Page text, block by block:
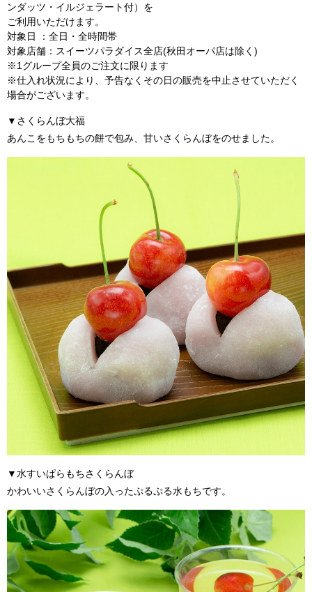
ンダッツ・イルジェラート付）を
ご利用いただけます。
対象日 ：全日・全時間帯
対象店舗：スイーツパラダイス全店(秋田オーパ店は除く)
※1グループ全員のご注文に限ります
※仕入れ状況により、予告なくその日の販売を中止させていただく
場合がございます。
▼ さくらんぼ大福
あんこをもちもちの餅で包み、甘いさくらんぼをのせました。
▼水すいぱらもちさくらんぼ
かわいいさくらんぼの入ったぷるぷる水もちです。